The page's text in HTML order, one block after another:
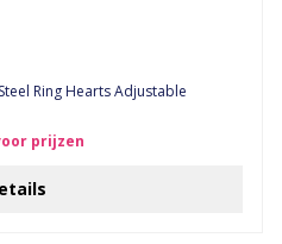
Ring Hearts Adjustable
prijzen